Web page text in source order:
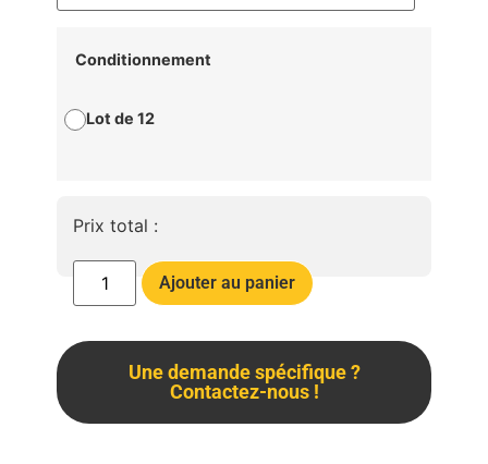
Conditionnement
Lot de 12
Prix total :
Ajouter au panier
Une demande spécifique ?
Contactez-nous !